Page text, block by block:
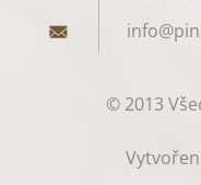
info@pin
© 2013